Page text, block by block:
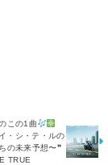
この1曲
・シ・テ・ルの
の未来予想〜❞
TRUE